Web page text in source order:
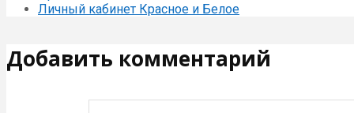
Личный кабинет Красное и Белое
Добавить комментарий